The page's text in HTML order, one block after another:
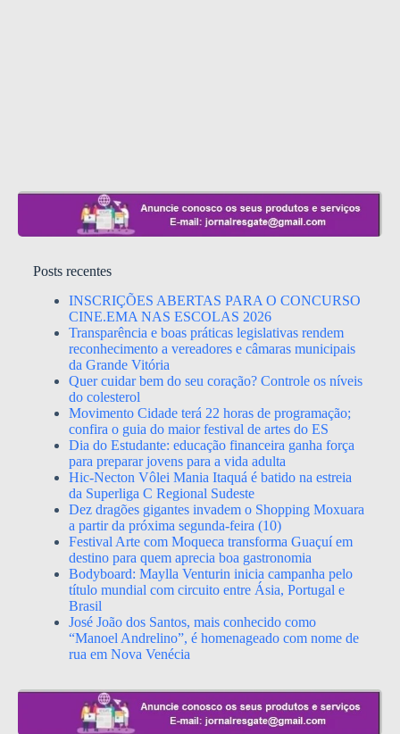
Posts recentes
INSCRIÇÕES ABERTAS PARA O CONCURSO
CINE.EMA NAS ESCOLAS 2026
Transparência e boas práticas legislativas rendem
reconhecimento a vereadores e câmaras municipais
da Grande Vitória
Quer cuidar bem do seu coração? Controle os níveis
do colesterol
Movimento Cidade terá 22 horas de programação;
confira o guia do maior festival de artes do ES
Dia do Estudante: educação financeira ganha força
para preparar jovens para a vida adulta
Hic-Necton Vôlei Mania Itaquá é batido na estreia
da Superliga C Regional Sudeste
Dez dragões gigantes invadem o Shopping Moxuara
a partir da próxima segunda-feira (10)
Festival Arte com Moqueca transforma Guaçuí em
destino para quem aprecia boa gastronomia
Bodyboard: Maylla Venturin inicia campanha pelo
título mundial com circuito entre Ásia, Portugal e
Brasil
José João dos Santos, mais conhecido como
“Manoel Andrelino”, é homenageado com nome de
rua em Nova Venécia